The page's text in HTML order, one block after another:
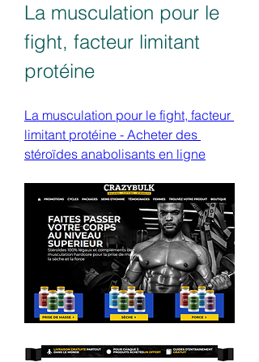
La musculation pour le
fight, facteur limitant
protéine
La musculation pour le fight, facteur
limitant protéine - Acheter des
stéroïdes anabolisants en ligne